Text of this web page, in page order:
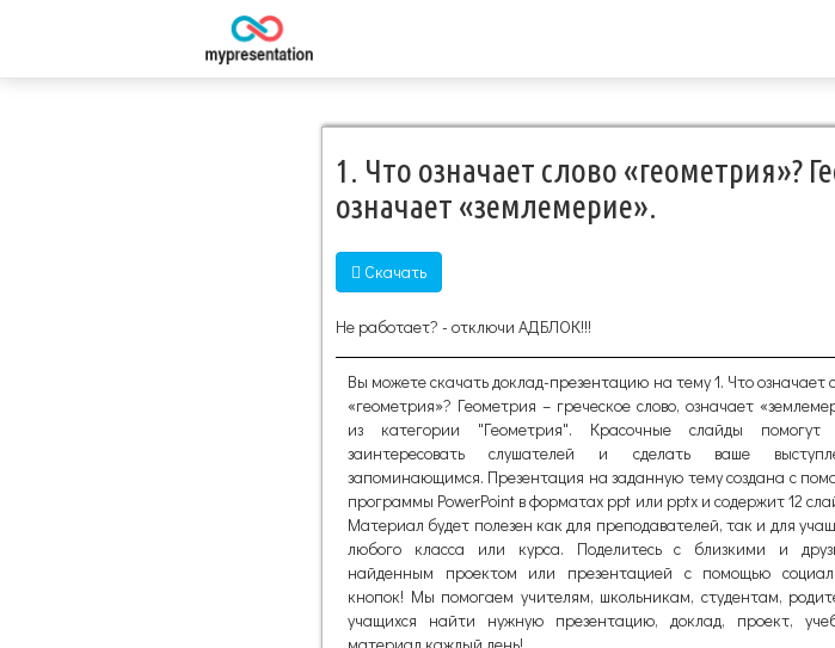
1. Что означает слово «геометрия»?
означает «землемерие».
Скачать
Не работает? - отключи АДБЛОК!!!
Вы можете скачать доклад-презентацию на тему 1. Что означает
«геометрия»? Геометрия – греческое слово, означает
из категории "Геометрия". Красочные слайды
заинтересовать слушателей и сделать ваше
запоминающимся. Презентация на заданную тему создана с
программы PowerPoint в форматах ppt или pptx и содержит 12
Материал будет полезен как для преподавателей, так и для
любого класса или курса. Поделитесь с близкими и
найденным проектом или презентацией с помощью
кнопок! Мы помогаем учителям, школьникам, студентам,
учащихся найти нужную презентацию, доклад, проект,